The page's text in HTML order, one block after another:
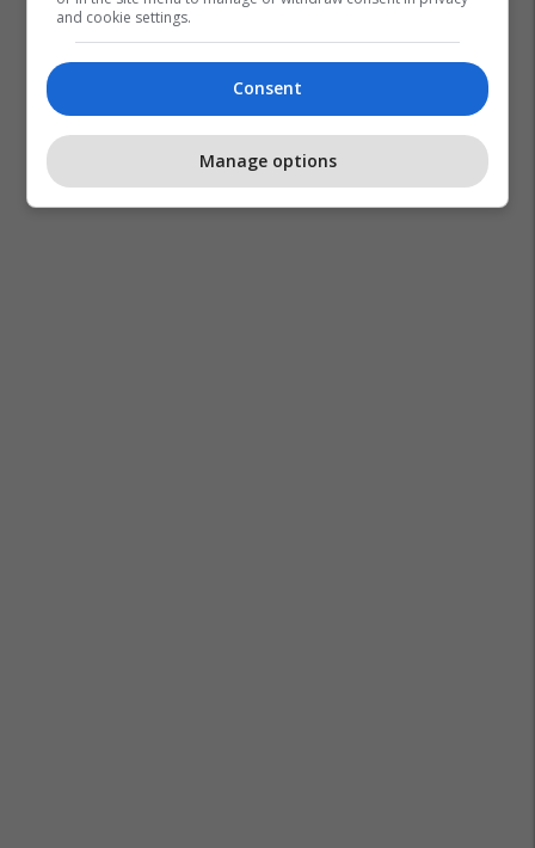
Marsela Çibukaj
Prishtina Gastronomy Festival
and cookie settings.
Consent
Manage options